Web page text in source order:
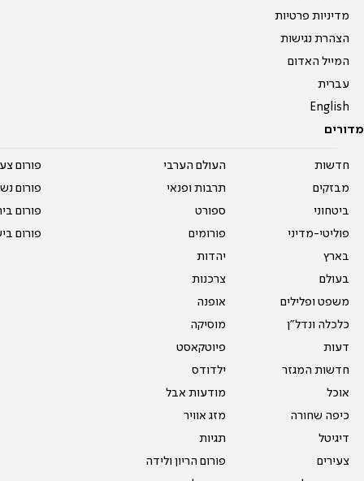
מדיניות פרטיות
הצהרת נגישות
המייל האדום
עברית
English
מדורים
חדשות
מבזקים
ביטחוני
פוליטי-מדיני
בארץ
בעולם
משפט ופלילים
כלכלה ונדל"ן
דעות
חדשות המגזר
אוכל
כיפה שחורה
דיגיטל
צעירים
העולם הערבי
תרבות ופנאי
ספורט
פורומים
יהדות
צרכנות
אופנה
מוסיקה
פיוטקאסט
ילדודס
מודעות אבל
מזג אוויר
תגיות
פורום הריון ולידה
פורום
פורום
פורום
פורום